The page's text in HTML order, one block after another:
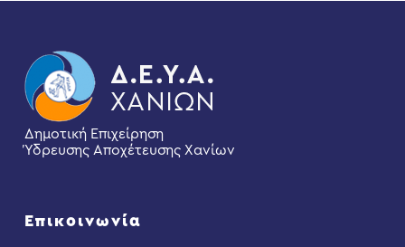
Δημοτική Επιχείρηση
Ύδρευσης Αποχέτευσης Χανίων
Επικοινωνία